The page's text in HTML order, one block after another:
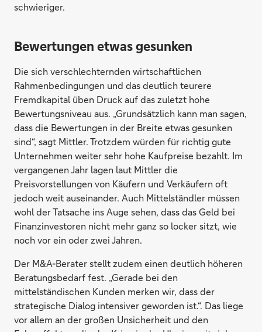
schwieriger.
Bewertungen etwas gesunken
Die sich verschlechternden wirtschaftlichen
Rahmenbedingungen und das deutlich teurere
Fremdkapital üben Druck auf das zuletzt hohe
Bewertungsniveau aus. „Grundsätzlich kann man sagen,
dass die Bewertungen in der Breite etwas gesunken
sind“, sagt Mittler. Trotzdem würden für richtig gute
Unternehmen weiter sehr hohe Kaufpreise bezahlt. Im
vergangenen Jahr lagen laut Mittler die
Preisvorstellungen von Käufern und Verkäufern oft
jedoch weit auseinander. Auch Mittelständler müssen
wohl der Tatsache ins Auge sehen, dass das Geld bei
Finanzinvestoren nicht mehr ganz so locker sitzt, wie
noch vor ein oder zwei Jahren.
Der M&A-Berater stellt zudem einen deutlich höheren
Beratungsbedarf fest. „Gerade bei den
mittelständischen Kunden merken wir, dass der
strategische Dialog intensiver geworden ist.“. Das liege
vor allem an der großen Unsicherheit und den